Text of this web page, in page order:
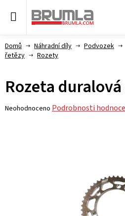
Domů Náhradní díly Podvozek
řetězy
Rozety
Rozeta
Průměrné
Neohodnoceno Podrobnosti